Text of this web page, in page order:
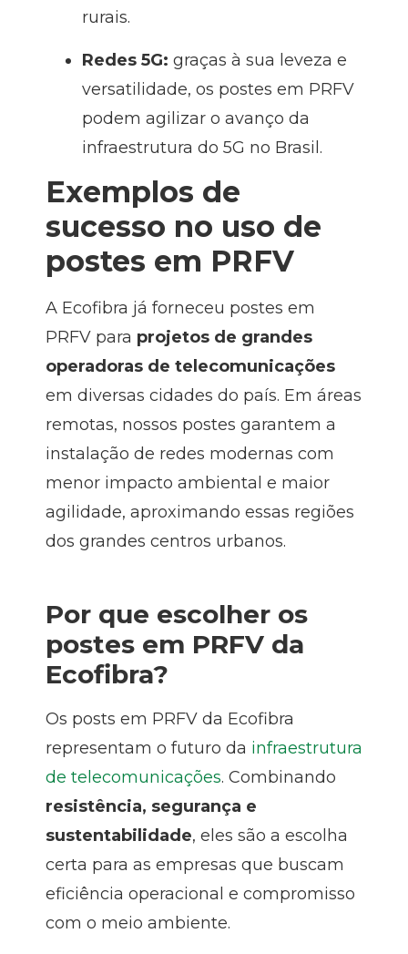
rurais.
Redes 5G: graças à sua leveza e
versatilidade, os postes em PRFV
podem agilizar o avanço da
infraestrutura do 5G no Brasil.
Exemplos de
sucesso no uso de
postes em PRFV
A Ecofibra já forneceu postes em
PRFV para projetos de grandes
operadoras de telecomunicações
em diversas cidades do país. Em áreas
remotas, nossos postes garantem a
instalação de redes modernas com
menor impacto ambiental e maior
agilidade, aproximando essas regiões
dos grandes centros urbanos.
Por que escolher os
postes em PRFV da
Ecofibra?
Os posts em PRFV da Ecofibra
representam o futuro da infraestrutura
de telecomunicações. Combinando
resistência, segurança e
sustentabilidade, eles são a escolha
certa para as empresas que buscam
eficiência operacional e compromisso
com o meio ambiente.